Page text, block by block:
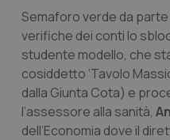
Semaforo verde da
verifiche dei conti lo
studente modello, che
cosiddetto ‘Tavolo
dalla Giunta Cota) e
l’assessore alla sanità,
dell’Economia dove il